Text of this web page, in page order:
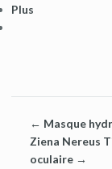
Plus
← Masque
Ziena Nereus
oculaire →